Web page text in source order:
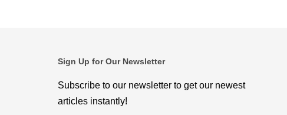
Sign Up for Our Newsletter
Subscribe to our newsletter to get our newest
articles instantly!